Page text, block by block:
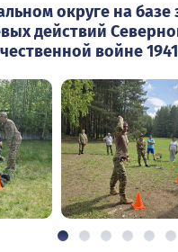
округе на
действий
войне